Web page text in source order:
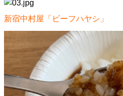
新宿中村屋「ビーフハヤシ」